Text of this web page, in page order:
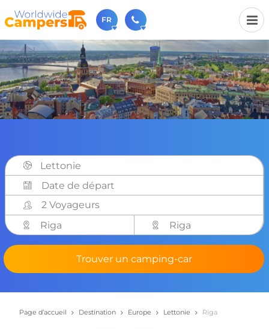
FR
+31 030-6974964
N'hésitez pas à nous appeler(lundi à vendredi de 9h à
17h).
sales@worldwidecampers.com
Vous pouvez également nous envoyer un e-mail.
Lettonie
2 Voyageurs
Riga
Riga
Trouver un camping-car
Page d’accueil Destination Europe Lettonie Riga